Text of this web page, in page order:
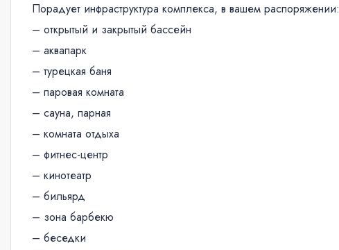
Порадует инфраструктура комплекса, в вашем распоряжении:
– открытый и закрытый бассейн
– аквапарк
– турецкая баня
– паровая комната
– сауна, парная
– комната отдыха
– фитнес-центр
– кинотеатр
– бильярд
– зона барбекю
– беседки